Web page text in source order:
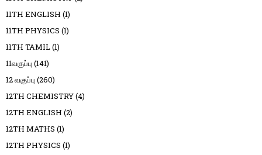
11TH ENGLISH (1)
11TH PHYSICS (1)
11TH TAMIL(1)
11வகுப்பு (141)
12 வகுப்பு (260)
12TH CHEMISTRY(4)
12TH ENGLISH (2)
12TH MATHS (1)
12TH PHYSICS (1)